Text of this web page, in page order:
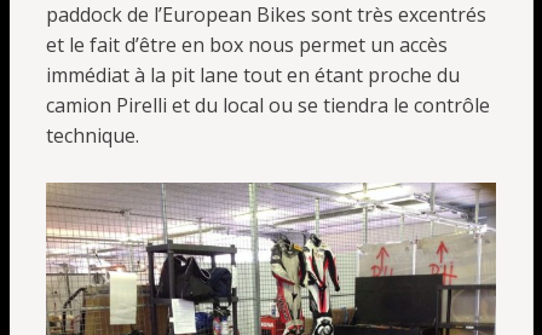
paddock de l’European Bikes sont très excentrés
et le fait d’être en box nous permet un accès
immédiat à la pit lane tout en étant proche du
camion Pirelli et du local ou se tiendra le contrôle
technique.